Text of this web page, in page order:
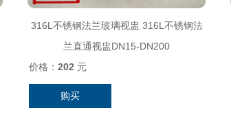
316L不锈钢法兰玻璃视盅 316L不锈钢法
兰直通视盅DN15-DN200
价格： 202 元
购买